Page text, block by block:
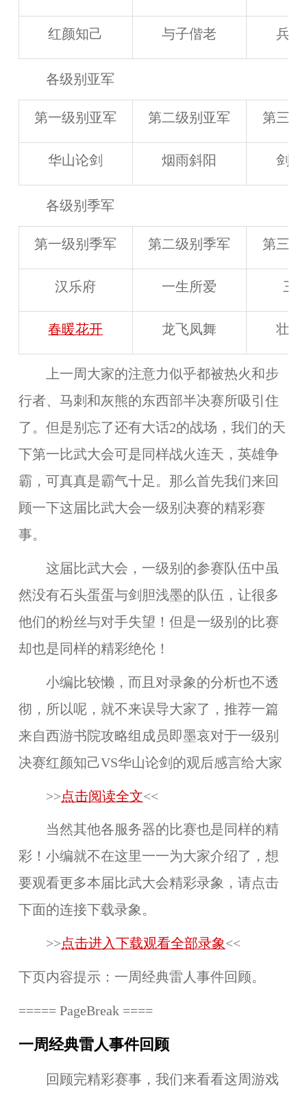
红颜知己 与子偕老 兵临
各级别亚军
第一级别亚军 第二级别亚军 第三级
华山论剑 烟雨斜阳 剑指
各级别季军
第一级别季军 第二级别季军 第三级
汉乐府 一生所爱 三
春暖花开 龙飞凤舞 壮志
上一周大家的注意力似乎都被热火和步
行者、马刺和灰熊的东西部半决赛所吸引住
了。但是别忘了还有大话2的战场，我们的天
下第一比武大会可是同样战火连天，英雄争
霸，可真真是霸气十足。那么首先我们来回
顾一下这届比武大会一级别决赛的精彩赛
事。
这届比武大会，一级别的参赛队伍中虽
然没有石头蛋蛋与剑胆浅墨的队伍，让很多
他们的粉丝与对手失望！但是一级别的比赛
却也是同样的精彩绝伦！
小编比较懒，而且对录象的分析也不透
彻，所以呢，就不来误导大家了，推荐一篇
来自西游书院攻略组成员即墨哀对于一级别
决赛红颜知己VS华山论剑的观后感言给大家
>>点击阅读全文<<
当然其他各服务器的比赛也是同样的精
彩！小编就不在这里一一为大家介绍了，想
要观看更多本届比武大会精彩录象，请点击
下面的连接下载录象。
>>点击进入下载观看全部录象<<
下页内容提示：一周经典雷人事件回顾。
===== PageBreak ====
一周经典雷人事件回顾
回顾完精彩赛事，我们来看看这周游戏